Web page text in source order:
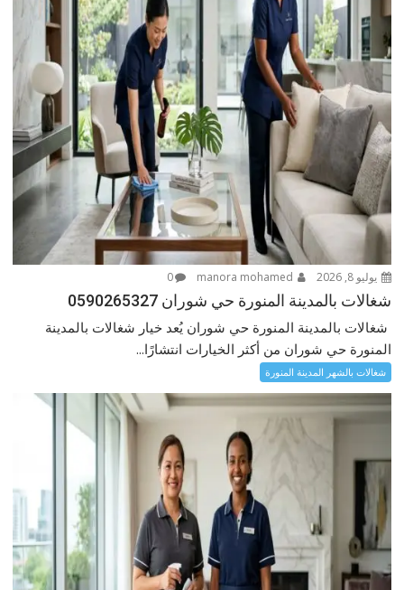
يوليو 8, 2026 0
شغالات بالمدينة المنورة حي شوران 0590265327
شغالات بالمدينة المنورة حي شوران يُعد خيار شغالات بالمدينة
المنورة حي شوران من أكثر الخيارات انتشارًا...
شغالات بالشهر المدينة المنورة